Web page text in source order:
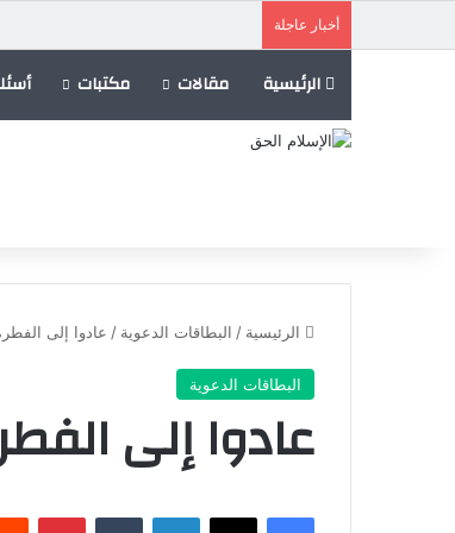
أخبار عاجلة
الرئيسية مقالات مكتبات
الرئيسية / البطاقات الدعوية / عادوا إلى
البطاقات الدعوية
عادوا إلى
فيسبوك لينكدإن بينتيريست